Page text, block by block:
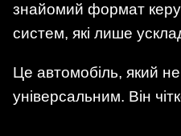
знайомий формат
систем, які лише
Це автомобіль, який
універсальним. Він